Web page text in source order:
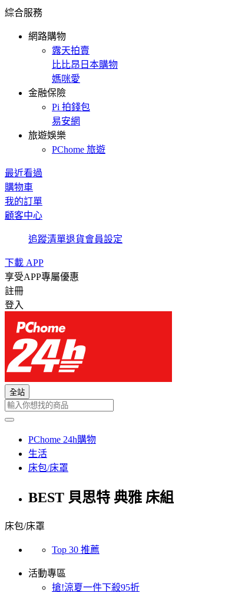
綜合服務
網路購物
露天拍賣
比比昂日本購物
媽咪愛
金融保險
Pi 拍錢包
易安網
旅遊娛樂
PChome 旅遊
最近看過
購物車
我的訂單
顧客中心
追蹤清單退貨會員設定
下載 APP
享受APP專屬優惠
註冊
登入
全站
PChome 24h購物
生活
床包/床罩
BEST 貝思特 典雅 床組
床包/床罩
Top 30 推薦
活動專區
搶!涼夏一件下殺95折